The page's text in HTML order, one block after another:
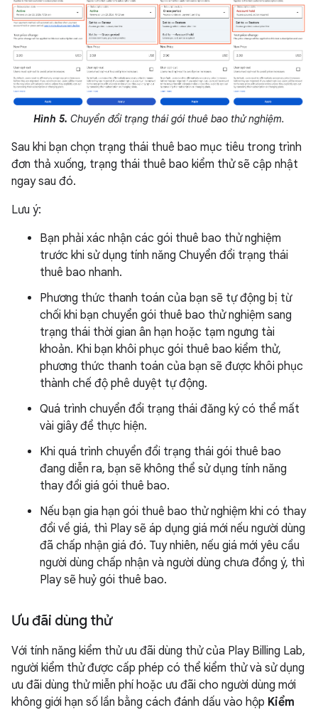
Hình 5. Chuyển đổi trạng thái gói thuê bao thử nghiệm.
Sau khi bạn chọn trạng thái thuê bao mục tiêu trong trình
đơn thả xuống, trạng thái thuê bao kiểm thử sẽ cập nhật
ngay sau đó.
Lưu ý:
Bạn phải xác nhận các gói thuê bao thử nghiệm
trước khi sử dụng tính năng Chuyển đổi trạng thái
thuê bao nhanh.
Phương thức thanh toán của bạn sẽ tự động bị từ
chối khi bạn chuyển gói thuê bao thử nghiệm sang
trạng thái thời gian ân hạn hoặc tạm ngưng tài
khoản. Khi bạn khôi phục gói thuê bao kiểm thử,
phương thức thanh toán của bạn sẽ được khôi phục
thành chế độ phê duyệt tự động.
Quá trình chuyển đổi trạng thái đăng ký có thể mất
vài giây để thực hiện.
Khi quá trình chuyển đổi trạng thái gói thuê bao
đang diễn ra, bạn sẽ không thể sử dụng tính năng
thay đổi giá gói thuê bao.
Nếu bạn gia hạn gói thuê bao thử nghiệm khi có thay
đổi về giá, thì Play sẽ áp dụng giá mới nếu người dùng
đã chấp nhận giá đó. Tuy nhiên, nếu giá mới yêu cầu
người dùng chấp nhận và người dùng chưa đồng ý, thì
Play sẽ huỷ gói thuê bao.
Ưu đãi dùng thử
Với tính năng kiểm thử ưu đãi dùng thử của Play Billing Lab,
người kiểm thử được cấp phép có thể kiểm thử và sử dụng
ưu đãi dùng thử miễn phí hoặc ưu đãi cho người dùng mới
không giới hạn số lần bằng cách đánh dấu vào hộp Kiểm